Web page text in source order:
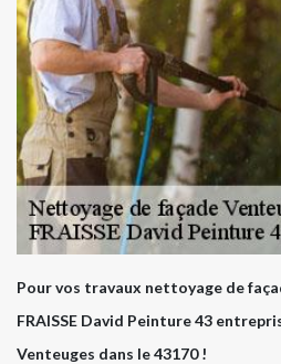
Pour vos travaux nettoyage de
FRAISSE David Peinture 43
Venteuges dans le 43170 !